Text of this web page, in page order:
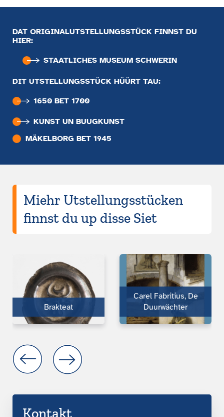
DAT ORIGINALUTSTELLUNGSSTÜCK FINNST DU
HIER:
STAATLICHES MUSEUM SCHWERIN
DIT UTSTELLUNGSSTÜCK HÜÜRT TAU:
1650 BET 1700
KUNST UN BUUGKUNST
MÄKELBORG BET 1945
Miehr Utstellungsstücken
finnst du up disse Siet
Brakteat
Carel Fabritius, De
Duurwächter
Kontakt